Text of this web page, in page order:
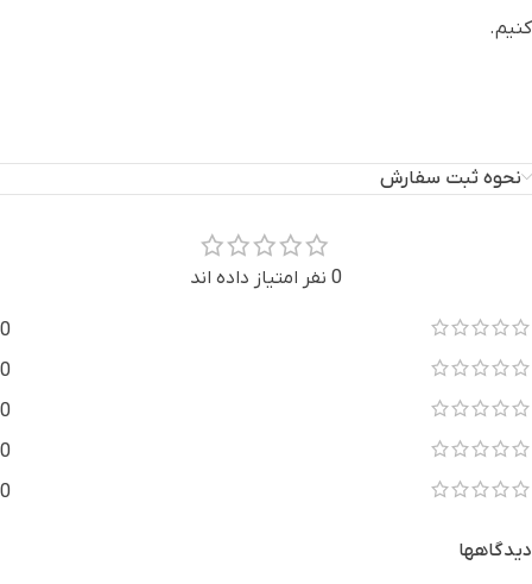
کنیم.
نحوه ثبت سفارش
0 نفر امتیاز داده اند
0
0
0
0
0
دیدگاهها